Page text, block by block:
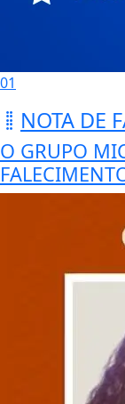
01
NOTA DE
O GRUPO